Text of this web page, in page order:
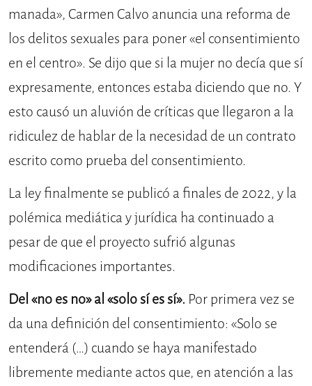
manada», Carmen Calvo anuncia una reforma de
los delitos sexuales para poner «el consentimiento
en el centro». Se dijo que si la mujer no decía que sí
expresamente, entonces estaba diciendo que no. Y
esto causó un aluvión de críticas que llegaron a la
ridiculez de hablar de la necesidad de un contrato
escrito como prueba del consentimiento.
La ley finalmente se publicó a finales de 2022, y la
polémica mediática y jurídica ha continuado a
pesar de que el proyecto sufrió algunas
modificaciones importantes.
Del «no es no» al «solo sí es sí». Por primera vez se
da una definición del consentimiento: «Solo se
entenderá (…) cuando se haya manifestado
libremente mediante actos que, en atención a las